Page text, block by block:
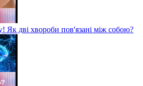
Як дві хвороби пов'язані між собою?